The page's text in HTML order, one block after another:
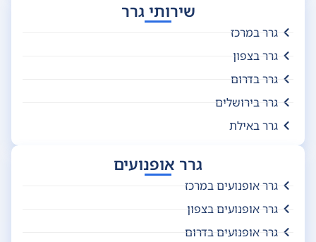
שירותי גרר
גרר במרכז
גרר בצפון
גרר בדרום
גרר בירושלים
גרר באילת
גרר אופנועים
גרר אופנועים במרכז
גרר אופנועים בצפון
גרר אופנועים בדרום